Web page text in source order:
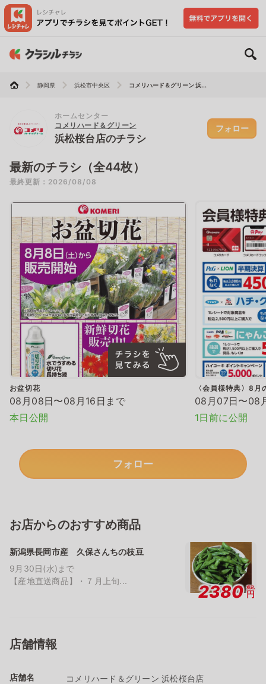
静岡県 浜松市中央区 コメリハード＆グリーン 浜...
ホームセンター
コメリハード＆グリーン
浜松桜台店のチラシ
フォロー
最新のチラシ（全44枚）
最終更新：2026/08/08
お盆切花
08月08日〜08月16日まで
本日公開
〈会員様特典〉8
08月07日〜08
1日前に公開
フォロー
お店からのおすすめ商品
新潟県長岡市産 久保さんちの枝豆
9月30日(水)まで
【産地直送商品】・７月上旬...
2380 税込
円
店舗情報
店舗名 コメリハード＆グリーン 浜松桜台店